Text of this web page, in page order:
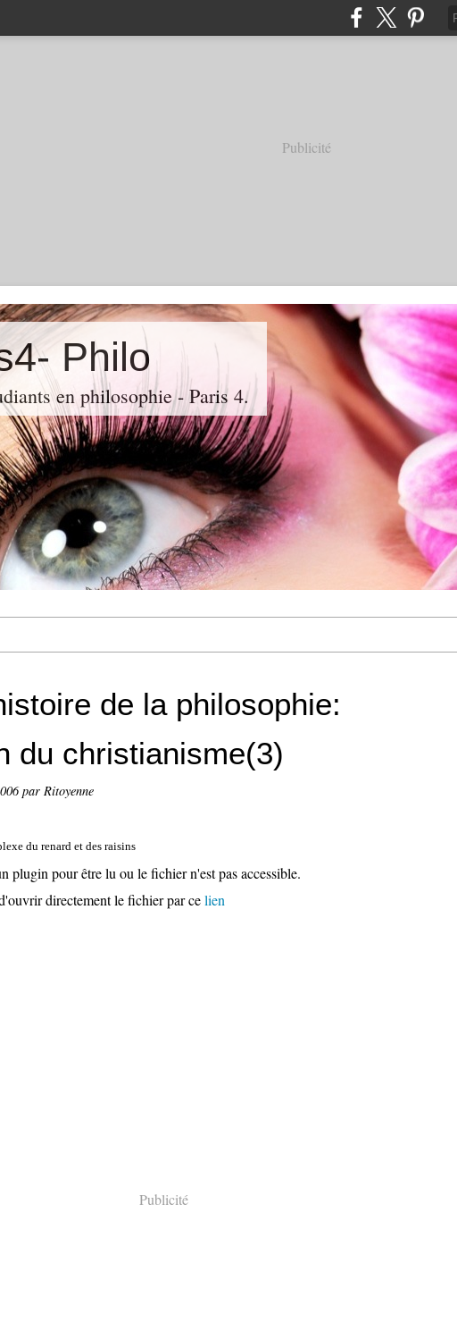
Publicité
Philo
en philosophie - Paris 4.
de la philosophie:
du christianisme(3)
par Ritoyenne
du renard et des raisins
plugin pour être lu ou le fichier n'est pas accessible.
directement le fichier par celien
Publicité